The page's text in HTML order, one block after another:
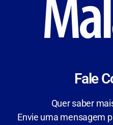
Fale
Quer saber
Envie uma mensagem